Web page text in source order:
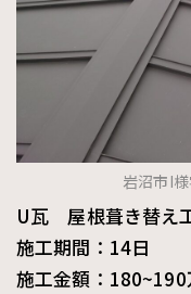
岩沼市I
U瓦 屋根葺き替え
施工期間：14日
施工金額：180~190